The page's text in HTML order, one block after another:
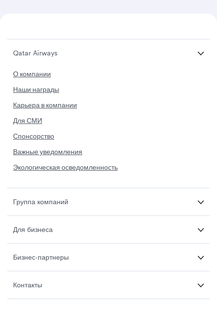
Qatar Airways
О компании
Наши награды
Карьера в компании
Для СМИ
Спонсорство
Важные уведомления
Экологическая осведомленность
Группа компаний
Для бизнеса
Бизнес-партнеры
Контакты